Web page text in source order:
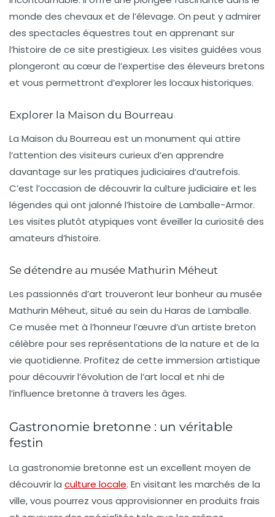
monde des chevauxet de l’élevage. On peut y admirer
des spectacles équestres tout en apprenant sur
l’histoire de ce site prestigieux. Les visites guidées vous
plongeront au cœur de l’expertise des éleveurs bretons
et vous permettront d’explorer les locaux historiques.
Explorer la Maison du Bourreau
La Maison du Bourreau est un monument qui attire
l’attention des visiteurs curieux d’en apprendre
davantage sur les pratiques judiciaires d’autrefois.
C’est l’occasion de découvrir la culture judiciaire et les
légendes qui ont jalonné l’histoire de Lamballe-Armor.
Les visites plutôt atypiques vont éveiller la curiosité des
amateurs d’histoire.
Se détendre au musée Mathurin Méheut
Les passionnés d’art trouveront leur bonheur au musée
Mathurin Méheut, situé au sein du Haras de Lamballe.
Ce musée met à l’honneur l’œuvre d’un artiste breton
célèbre pour ses représentations de la nature et de la
vie quotidienne. Profitez de cette immersion artistique
pour découvrir l’évolution de l’art local et nhi de
l’influence bretonne à travers les âges.
Gastronomie bretonne : un véritable
festin
La gastronomie bretonne est un excellent moyen de
découvrir la culture locale. En visitant les marchés de la
ville, vous pourrez vous approvisionner en produits frais